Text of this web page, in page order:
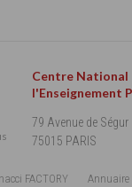
Centre National
l'Enseignement
79 Avenue de Ségur
75015 PARIS
FACTORY
Annuaire